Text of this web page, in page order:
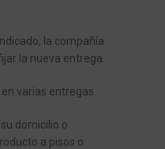
la compañía
la nueva entrega.
varias entregas.
domicilio o
a pisos o